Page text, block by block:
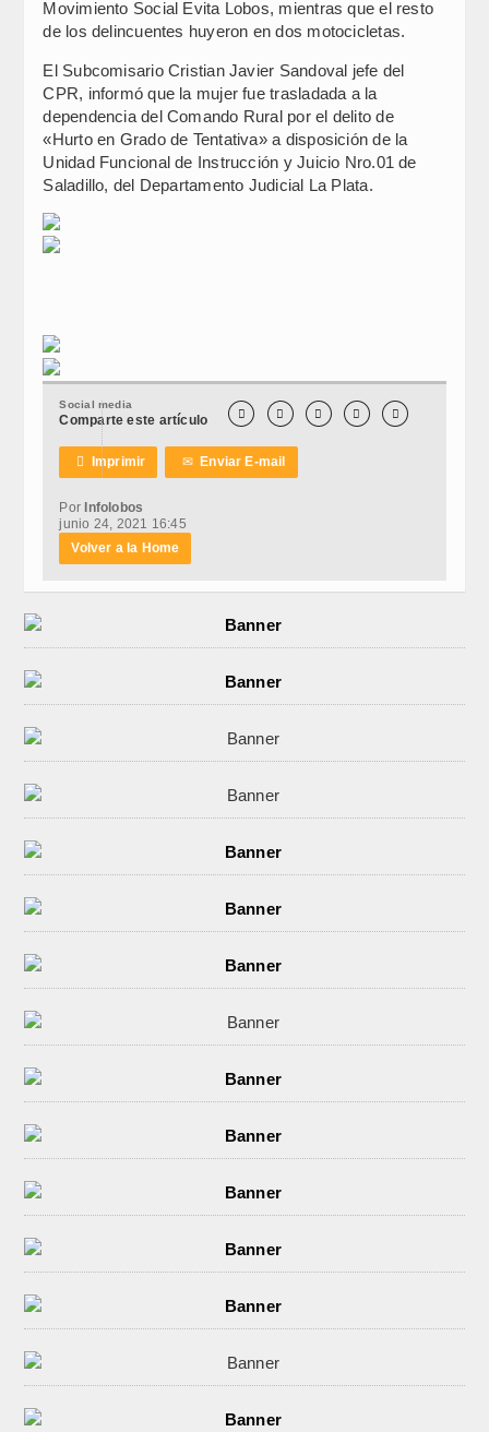
Movimiento Social Evita Lobos, mientras que el resto
de los delincuentes huyeron en dos motocicletas.
El Subcomisario Cristian Javier Sandoval jefe del
CPR, informó que la mujer fue trasladada a la
dependencia del Comando Rural por el delito de
«Hurto en Grado de Tentativa» a disposición de la
Unidad Funcional de Instrucción y Juicio Nro.01 de
Saladillo, del Departamento Judicial La Plata.
Social media
Comparte este artículo     
 Imprimir ✉Enviar E-mail
Por Infolobos
junio 24, 2021 16:45
Volver a la Home